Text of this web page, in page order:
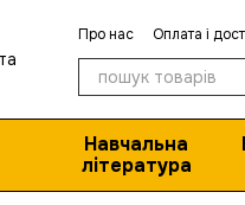
Про нас Оплата і
Навчальна
література